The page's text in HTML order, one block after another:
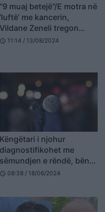
“9 muaj betejë”/E motra në
‘luftë’ me kancerin,
Vildane Zeneli tregon
gjendjen e saj
schedule 11:14 / 13/08/2024
Këngëtari i njohur
diagnostifikohet me
sëmundjen e rëndë, bën
postimin prekës: Sot po,
schedule 08:38 / 18/06/2024